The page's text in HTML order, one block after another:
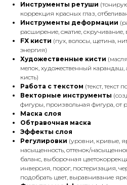
Инструменты ретуши
коррекция красных глаз,
Инструменты деформации
расширение, сжатие, скручивание,
FX кисти (пух, волосы, щетина,
энергия)
Художественные кисти
мелок, художественный
кисть)
Работа с текстом (текст, текст
Векторные инструменты
фигуры, произвольная фигура, от
Маска слоя
Обтравочная маска
Эффекты слоя
Регулировки (уровни, кривые,
насыщенность, оттенок/
баланс, выборочная
инверсия, порог, постеризация,
подобрать цвет, выравнивание